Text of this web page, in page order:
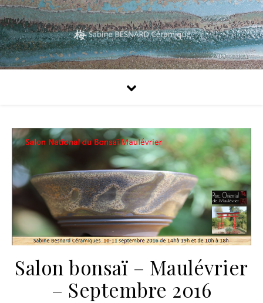
Salon bonsaï – Maulévrier
– Septembre 2016